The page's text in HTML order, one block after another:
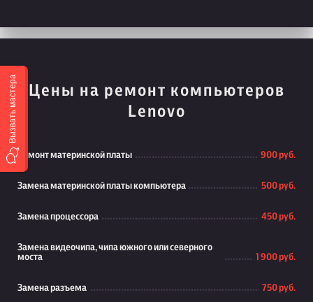
Цены на ремонт компьютеров
Lenovo
Ремонт материнской платы 900 руб.
Замена материнской платы компьютера 500 руб.
Замена процессора 450 руб.
Замена видеочипа, чипа южного или северного
моста
1 900 руб.
Замена разъема 750 руб.
Вызвать мастера